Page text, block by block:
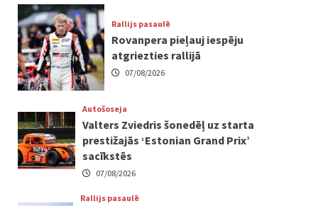
Rallijs pasaulē
Rovanpera pieļauj iespēju
atgriezties rallijā
07/08/2026
Autošoseja
Valters Zviedris šonedēļ uz starta
prestižajās ‘Estonian Grand Prix’
sacīkstēs
07/08/2026
Rallijs pasaulē